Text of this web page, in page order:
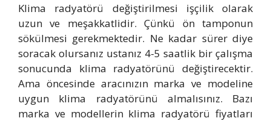
Klima radyatörü değiştirilmesi işçilik olarak
uzun ve meşakkatlidir. Çünkü ön tamponun
sökülmesi gerekmektedir. Ne kadar sürer diye
soracak olursanız ustanız 4-5 saatlik bir çalışma
sonucunda klima radyatörünü değiştirecektir.
Ama öncesinde aracınızın marka ve modeline
uygun klima radyatörünü almalısınız. Bazı
marka ve modellerin klima radyatörü fiyatları